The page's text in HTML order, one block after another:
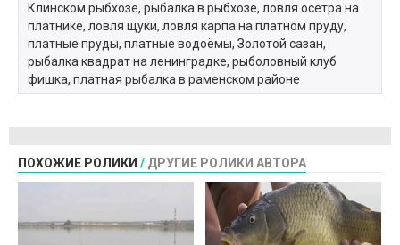
Клинском рыбхозе, рыбалка в рыбхозе, ловля осетра на
платнике, ловля щуки, ловля карпа на платном пруду,
платные пруды, платные водоёмы, Золотой сазан,
рыбалка квадрат на ленинградке, рыболовный клуб
фишка, платная рыбалка в раменском районе
ПОХОЖИЕ РОЛИКИ / ДРУГИЕ РОЛИКИ АВТОРА